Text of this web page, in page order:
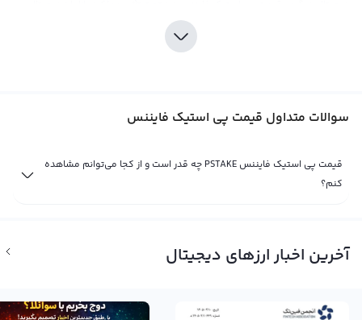
قرار دارد که توسط تقاضا و عرضه ایجاد می‌شود و معاملات آن در صرافی‌های ارز
دیجیتال به جریان می‌آید. بنابراین، برخلاف ارزهای سنتی مانند دلار یا پوند که تحت
قیمت پی استیک فایننس را نمی‌توان تنها بر اساس یک پول رایج مثل دلار یا تنها
محدودیت منابع تولید ارزهای دیجیتال، قیمت پی استیک فایننس با توجه به روند
که بازار ارز دیجیتال به سمت کاهش روند پیش بینی شود، قیمت پی استیک فایننس
سوالات متداول قیمت پی استیک فایننس
قیمت پی استیک فایننس PSTAKE چه قدر است و از کجا می‌توانم مشاهده
کنم؟
آخرین اخبار ارزهای دیجیتال